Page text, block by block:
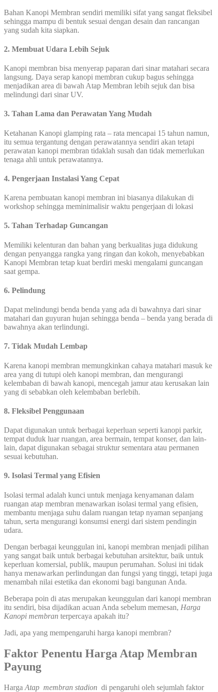
Bahan Kanopi Membran sendiri memiliki sifat yang sangat fleksibel
sehingga mampu di bentuk sesuai dengan desain dan rancangan
yang sudah kita siapkan.
2. Membuat Udara Lebih Sejuk
Kanopi membran bisa menyerap paparan dari sinar matahari secara
langsung. Daya serap kanopi membran cukup bagus sehingga
menjadikan area di bawah Atap Membran lebih sejuk dan bisa
melindungi dari sinar UV.
3. Tahan Lama dan Perawatan Yang Mudah
Ketahanan Kanopi glamping rata – rata mencapai 15 tahun namun,
itu semua tergantung dengan perawatannya sendiri akan tetapi
perawatan kanopi membran tidaklah susah dan tidak memerlukan
tenaga ahli untuk perawatannya.
4. Pengerjaan Instalasi Yang Cepat
Karena pembuatan kanopi membran ini biasanya dilakukan di
workshop sehingga meminimalisir waktu pengerjaan di lokasi
5. Tahan Terhadap Guncangan
Memiliki kelenturan dan bahan yang berkualitas juga didukung
dengan penyangga rangka yang ringan dan kokoh, menyebabkan
Kanopi Membran tetap kuat berdiri meski mengalami guncangan
saat gempa.
6. Pelindung
Dapat melindungi benda benda yang ada di bawahnya dari sinar
matahari dan guyuran hujan sehingga benda – benda yang berada di
bawahnya akan terlindungi.
7. Tidak Mudah Lembap
Karena kanopi membran memungkinkan cahaya matahari masuk ke
area yang di tutupi oleh kanopi membran, dan mengurangi
kelembaban di bawah kanopi, mencegah jamur atau kerusakan lain
yang di sebabkan oleh kelembaban berlebih.
8. Fleksibel Penggunaan
Dapat digunakan untuk berbagai keperluan seperti kanopi parkir,
tempat duduk luar ruangan, area bermain, tempat konser, dan lain-
lain, dapat digunakan sebagai struktur sementara atau permanen
sesuai kebutuhan.
9. Isolasi Termal yang Efisien
Isolasi termal adalah kunci untuk menjaga kenyamanan dalam
ruangan atap membran menawarkan isolasi termal yang efisien,
membantu menjaga suhu dalam ruangan tetap nyaman sepanjang
tahun, serta mengurangi konsumsi energi dari sistem pendingin
udara.
Dengan berbagai keunggulan ini, kanopi membran menjadi pilihan
yang sangat baik untuk berbagai kebutuhan arsitektur, baik untuk
keperluan komersial, publik, maupun perumahan. Solusi ini tidak
hanya menawarkan perlindungan dan fungsi yang tinggi, tetapi juga
menambah nilai estetika dan ekonomi bagi bangunan Anda.
Beberapa poin di atas merupakan keunggulan dari kanopi membran
itu sendiri, bisa dijadikan acuan Anda sebelum memesan, Harga
Kanopi membran terpercaya apakah itu?
Jadi, apa yang mempengaruhi harga kanopi membran?
Faktor Penentu Harga Atap Membran
Payung
Harga Atap membran stadion di pengaruhi oleh sejumlah faktor